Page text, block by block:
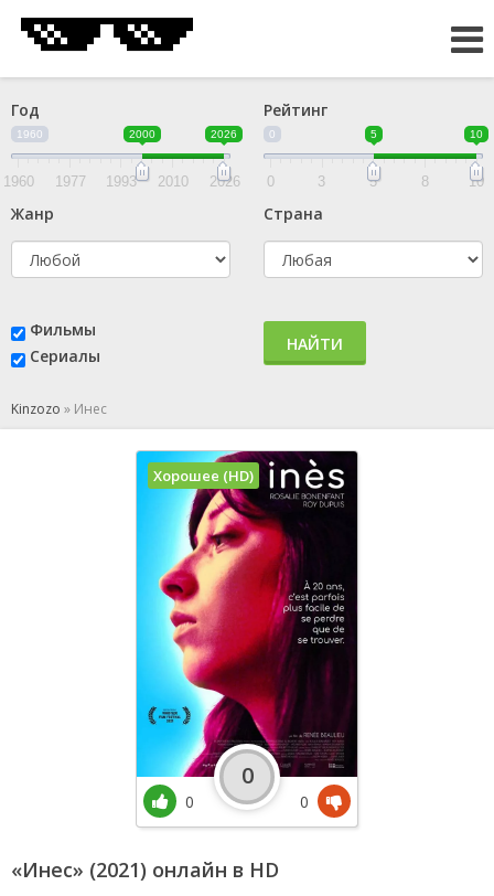
Год
1960 2000 2026
1960 1977 1993 2010 2026
Рейтинг
0 5 10
0 3 5 8 10
Жанр Страна
Фильмы
Сериалы
НАЙТИ
Kinzozo » Инес
«Инес» (2021) онлайн в HD
Хорошее (HD)
0
0
0